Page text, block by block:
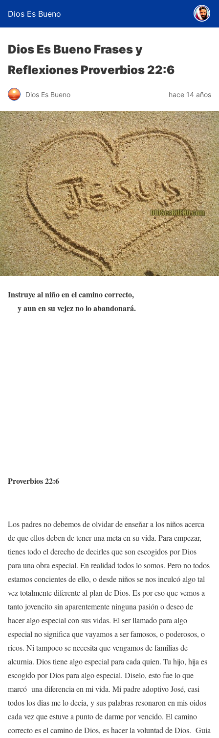
Dios Es Bueno
Dios Es Bueno Frases y
Reflexiones Proverbios 22:6
Dios Es Bueno hace 14 años
Instruye al niño en el camino correcto,
y aun en su vejez no lo abandonará.
Proverbios 22:6
Los padres no debemos de olvidar de enseñar a los niños acerca
de que ellos deben de tener una meta en su vida. Para empezar,
tienes todo el derecho de decirles que son escogidos por Dios
para una obra especial. En realidad todos lo somos. Pero no todos
estamos concientes de ello, o desde niños se nos inculcó algo tal
vez totalmente diferente al plan de Dios. Es por eso que vemos a
tanto jovencito sin aparentemente ninguna pasión o deseo de
hacer algo especial con sus vidas. El ser llamado para algo
especial no significa que vayamos a ser famosos, o poderosos, o
ricos. Ni tampoco se necesita que vengamos de familias de
alcurnia. Dios tiene algo especial para cada quien. Tu hijo, hija es
escogido por Dios para algo especial. Diselo, esto fue lo que
marcó una diferencia en mi vida. Mi padre adoptivo José, casi
todos los dias me lo decia, y sus palabras resonaron en mis oidos
cada vez que estuve a punto de darme por vencido. El camino
correcto es el camino de Dios, es hacer la voluntad de Dios. Guia